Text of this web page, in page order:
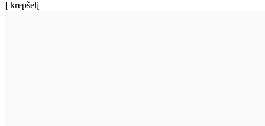
Į krepšelį